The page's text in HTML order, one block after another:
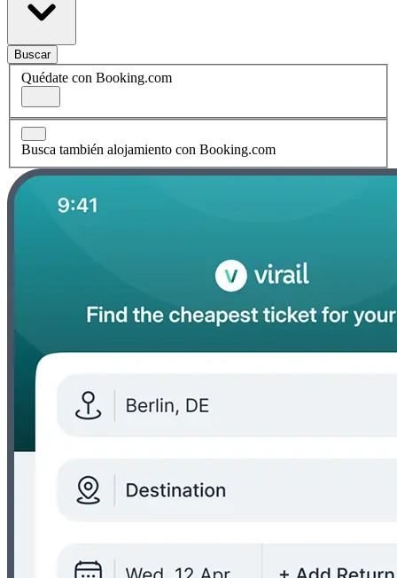
Buscar
Quédate con Booking.com
Busca también alojamiento con Booking.com